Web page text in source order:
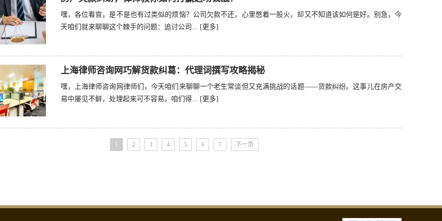
嘿，各位看官，是不是也有过类似的烦恼？公司欠款不还，心里憋着一股火，却又不知道该如何是好。别急，今
天咱们就来聊聊这个棘手的问题：追讨公司... [更多]
上海律师咨询网巧解货款纠葛：代理词撰写攻略揭秘
嘿，上海律师咨询网律师们，今天咱们来聊聊一个老生常谈但又充满挑战的话题——货款纠纷。这事儿在房产交
易中屡见不鲜，处理起来可不容易。咱们得... [更多]
1 2 3 4 5 6 7 下一页